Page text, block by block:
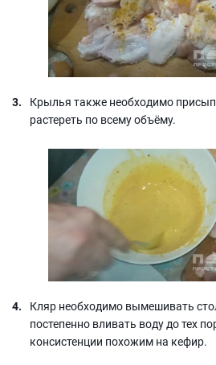
Крылья также необходимо
растереть по всему объёму.
Кляр необходимо вымешивать
постепенно вливать воду до тех
консистенции похожим на кефир.